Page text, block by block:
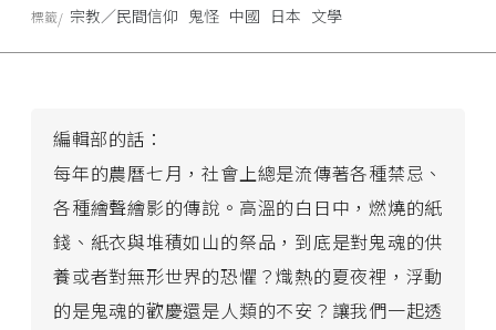
編輯部的話：
每年的農曆七月，社會上總是流傳著各種禁忌、
各種繪聲繪影的傳說。高溫的白日中，燃燒的紙
錢、紙衣與堆積如山的祭品，到底是對鬼魂的供
養或者對無形世界的恐懼？熾熱的夏夜裡，浮動
的是鬼魂的歡慶還是人類的不安？讓我們一起透
標籤 宗教／民間信仰 鬼怪 中國 日本 文學